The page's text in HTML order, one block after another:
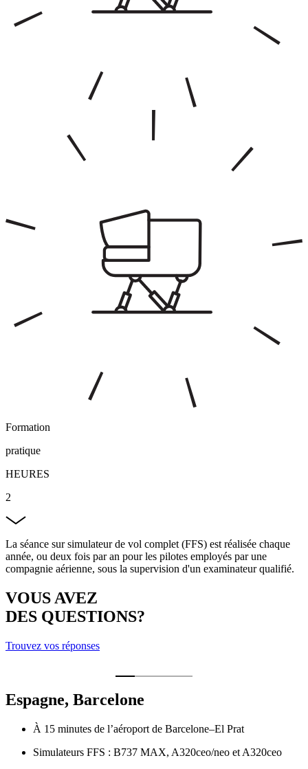
Formation
pratique
HEURES
2
La séance sur simulateur de vol complet (FFS) est réalisée chaque
année, ou deux fois par an pour les pilotes employés par une
compagnie aérienne, sous la supervision d'un examinateur qualifié.
VOUS AVEZ
DES QUESTIONS?
Trouvez vos réponses
Espagne, Barcelone
À 15 minutes de l’aéroport de Barcelone–El Prat
Simulateurs FFS : B737 MAX, A320ceo/neo et A320ceo